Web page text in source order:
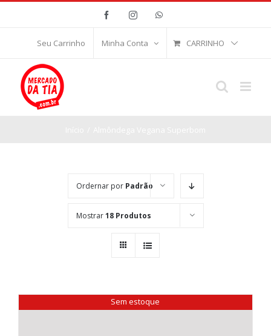
FacebookInstagramWhatsApp
Seu Carrinho Minha Conta CARRINHO
Ordernar por Padrão
Mostrar18 Produtos
Sem estoque